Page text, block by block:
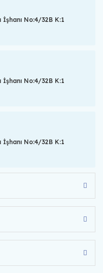
İşhanı No:4/32B K:1
İşhanı No:4/32B K:1
İşhanı No:4/32B K:1